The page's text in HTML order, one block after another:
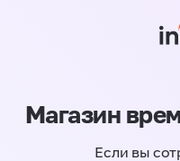
Магазин
Если вы